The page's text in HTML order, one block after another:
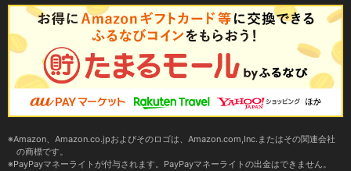
Amazon、Amazon.co.jpおよびそのロゴは、Amazon.com,Inc.またはその関連会社
の商標です。
PayPayマネーライトが付与されます。PayPayマネーライトの出金はできません。